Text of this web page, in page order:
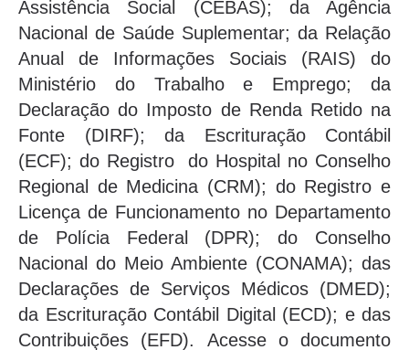
Assistência Social (CEBAS); da Agência
Nacional de Saúde Suplementar; da Relação
Anual de Informações Sociais (RAIS) do
Ministério do Trabalho e Emprego; da
Declaração do Imposto de Renda Retido na
Fonte (DIRF); da Escrituração Contábil
(ECF); do Registro do Hospital no Conselho
Regional de Medicina (CRM); do Registro e
Licença de Funcionamento no Departamento
de Polícia Federal (DPR); do Conselho
Nacional do Meio Ambiente (CONAMA); das
Declarações de Serviços Médicos (DMED);
da Escrituração Contábil Digital (ECD); e das
Contribuições (EFD). Acesse o documento